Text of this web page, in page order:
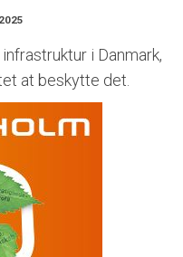
i Danmark,
at beskytte det.